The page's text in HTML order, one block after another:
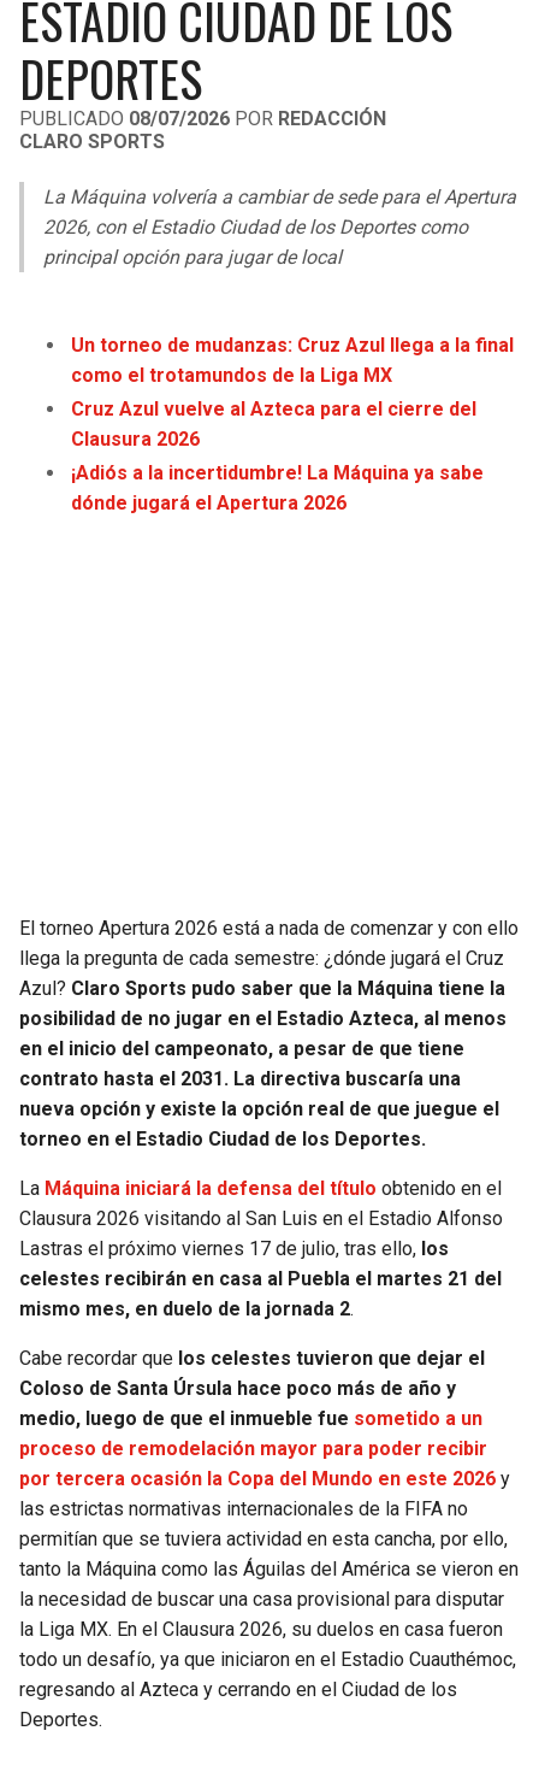
LIGA DE EXPANSIÓN MX
LEAGUES CUP
UEFA EUROPA LEAGUE
UEFA CONFERENCE LEAGUE
MLS
COPA SUDAMERICANA
OTRAS LIGAS
RAIDERS
CHARGERS
BENGALS
STEELERS
TEXANS
COLTS
CARDINALS
RAMS
SEAHAWKS
BEARS
LIONS
PACKERS
FALCONS
PANTHERS
SAINTS
BUCCANEERS
CAVALIERS
PISTONS
BUCKS
HORNETS
HEAT
MAGIC
MAVERICKS
ROCKETS
PELICANS
SPURS
NUGGETS
TIMBERWOLVES
TRAIL BLAZERS
JAZZ
ESTADIO CIUDAD DE LOS
DEPORTES
PUBLICADO 08/07/2026 POR REDACCIÓN
CLARO SPORTS
La Máquina volvería a cambiar de sede para el Apertura
2026, con el Estadio Ciudad de los Deportes como
principal opción para jugar de local
Un torneo de mudanzas: Cruz Azul llega a la final
como el trotamundos de la Liga MX
Cruz Azul vuelve al Azteca para el cierre del
Clausura 2026
¡Adiós a la incertidumbre! La Máquina ya sabe
dónde jugará el Apertura 2026
El torneo Apertura 2026 está a nada de comenzar y con ello
llega la pregunta de cada semestre: ¿dónde jugará el Cruz
Azul? Claro Sports pudo saber que la Máquina tiene la
posibilidad de no jugar en el Estadio Azteca, al menos
en el inicio del campeonato, a pesar de que tiene
contrato hasta el 2031. La directiva buscaría una
nueva opción y existe la opción real de que juegue el
torneo en el Estadio Ciudad de los Deportes.
La Máquina iniciará la defensa del título obtenido en el
Clausura 2026 visitando al San Luis en el Estadio Alfonso
Lastras el próximo viernes 17 de julio, tras ello, los
celestes recibirán en casa al Puebla el martes 21 del
mismo mes, en duelo de la jornada 2.
Cabe recordar que los celestes tuvieron que dejar el
Coloso de Santa Úrsula hace poco más de año y
medio, luego de que el inmueble fue sometido a un
proceso de remodelación mayor para poder recibir
por tercera ocasión la Copa del Mundo en este 2026 y
las estrictas normativas internacionales de la FIFA no
permitían que se tuviera actividad en esta cancha, por ello,
tanto la Máquina como las Águilas del América se vieron en
la necesidad de buscar una casa provisional para disputar
la Liga MX. En el Clausura 2026, su duelos en casa fueron
todo un desafío, ya que iniciaron en el Estadio Cuauthémoc,
regresando al Azteca y cerrando en el Ciudad de los
Deportes.